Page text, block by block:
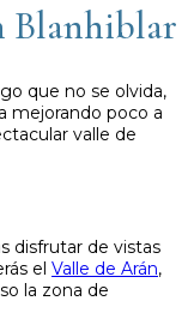
Blanhiblar
que no se olvida,
mejorando poco a
valle de
disfrutar de vistas
el Valle de Arán,
la zona de